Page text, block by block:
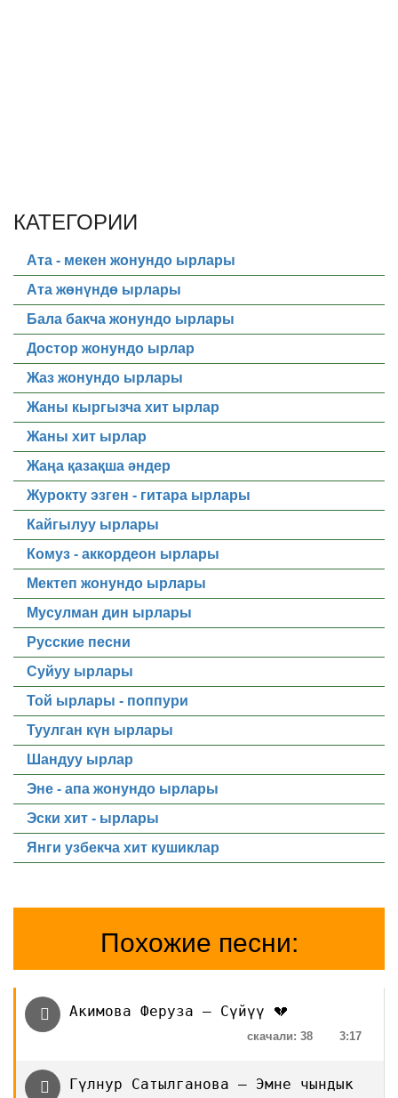
КАТЕГОРИИ
Ата - мекен жонундо ырлары
Ата жөнүндө ырлары
Бала бакча жонундо ырлары
Достор жонундо ырлар
Жаз жонундо ырлары
Жаны кыргызча хит ырлар
Жаны хит ырлар
Жаңа қазақша әндер
Журокту эзген - гитара ырлары
Кайгылуу ырлары
Комуз - аккордеон ырлары
Мектеп жонундо ырлары
Мусулман дин ырлары
Русские песни
Суйуу ырлары
Той ырлары - поппури
Туулган күн ырлары
Шандуу ырлар
Эне - апа жонундо ырлары
Эски хит - ырлары
Янги узбекча хит кушиклар
Похожие песни:
Акимова Феруза — Сүйүү 💔
3:17
скачали: 38
Гүлнур Сатылганова — Эмне чындык